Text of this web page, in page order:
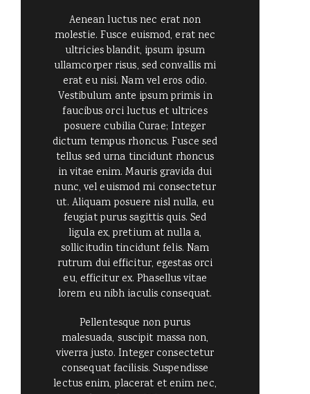
Aenean luctus nec erat non
molestie. Fusce euismod, erat nec
ultricies blandit, ipsum ipsum
ullamcorper risus, sed convallis mi
erat eu nisi. Nam vel eros odio.
Vestibulum ante ipsum primis in
faucibus orci luctus et ultrices
posuere cubilia Curae; Integer
dictum tempus rhoncus. Fusce sed
tellus sed urna tincidunt rhoncus
in vitae enim. Mauris gravida dui
nunc, vel euismod mi consectetur
ut. Aliquam posuere nisl nulla, eu
feugiat purus sagittis quis. Sed
ligula ex, pretium at nulla a,
sollicitudin tincidunt felis. Nam
rutrum dui efficitur, egestas orci
eu, efficitur ex. Phasellus vitae
lorem eu nibh iaculis consequat.
Pellentesque non purus
malesuada, suscipit massa non,
viverra justo. Integer consectetur
consequat facilisis. Suspendisse
lectus enim, placerat et enim nec,